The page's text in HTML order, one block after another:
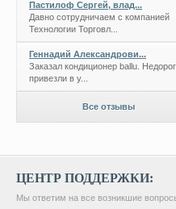
Пастилоф Сергей, влад...
Давно сотрудничаем с компанией
Технологии Торговл...
Геннадий Александрови...
Заказал кондиционер ballu.
привезли в у...
Все отзывы
ЦЕНТР ПОДДЕРЖКИ:
Мы ответим на все возникшие